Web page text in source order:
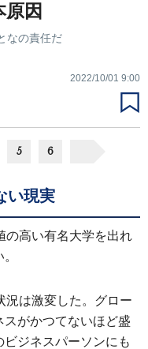
因
なの責任だ
2022/10/01 9:00
5 6
い現実
の高い有名大学を出れ
況は激変した。グロー
がかつてないほど盛
ジネスパーソンにも